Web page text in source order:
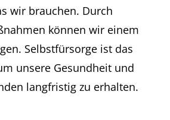
wir brauchen. Durch
können wir einem
Selbstfürsorge ist das
unsere Gesundheit und
langfristig zu erhalten.